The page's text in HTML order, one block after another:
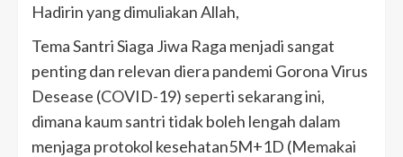
Hadirin yang dimuliakan Allah,
Tema Santri Siaga Jiwa Raga menjadi sangat
penting dan relevan diera pandemi Gorona Virus
Desease (COVID-19) seperti sekarang ini,
dimana kaum santri tidak boleh lengah dalam
menjaga protokol kesehatan5M+1D (Memakai